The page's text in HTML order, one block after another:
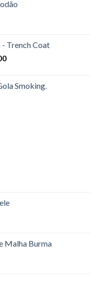
- Trench Coat
Price
through
Smoking.
Malha Burma